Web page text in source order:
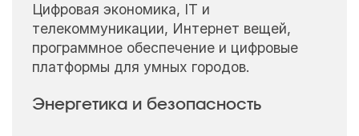
Цифровая экономика, IT и
телекоммуникации, Интернет вещей,
программное обеспечение и цифровые
платформы для умных городов.
Энергетика и безопасность